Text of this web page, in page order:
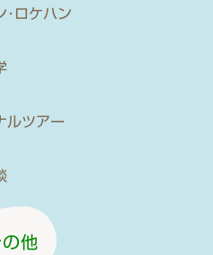
･ロケハン
ルツアー
の他